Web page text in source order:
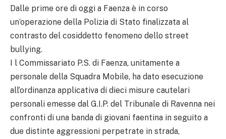
Dalle prime ore di oggi a Faenza è in corso
un’operazione della Polizia di Stato finalizzata al
contrasto del cosiddetto fenomeno dello street
bullying.
I l Commissariato P.S. di Faenza, unitamente a
personale della Squadra Mobile, ha dato esecuzione
all’ordinanza applicativa di dieci misure cautelari
personali emesse dal G.I.P. del Tribunale di Ravenna nei
confronti di una banda di giovani faentina in seguito a
due distinte aggressioni perpetrate in strada,